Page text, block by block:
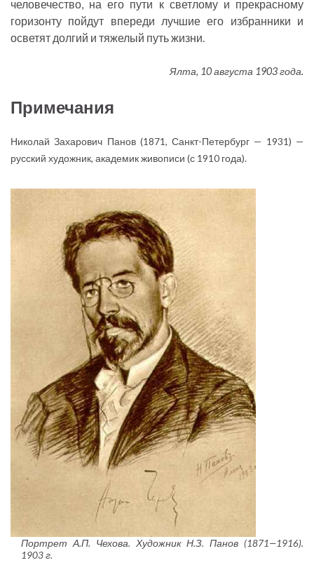
человечество, на его пути к светлому и прекрасному
горизонту пойдут впереди лучшие его избранники и
осветят долгий и тяжелый путь жизни.
Ялта, 10 августа 1903 года.
Примечания
Николай Захарович Панов (1871, Санкт-Петербург — 1931) —
русский художник, академик живописи (с 1910 года).
Портрет А.П. Чехова. Художник Н.З. Панов (1871—1916).
1903 г.